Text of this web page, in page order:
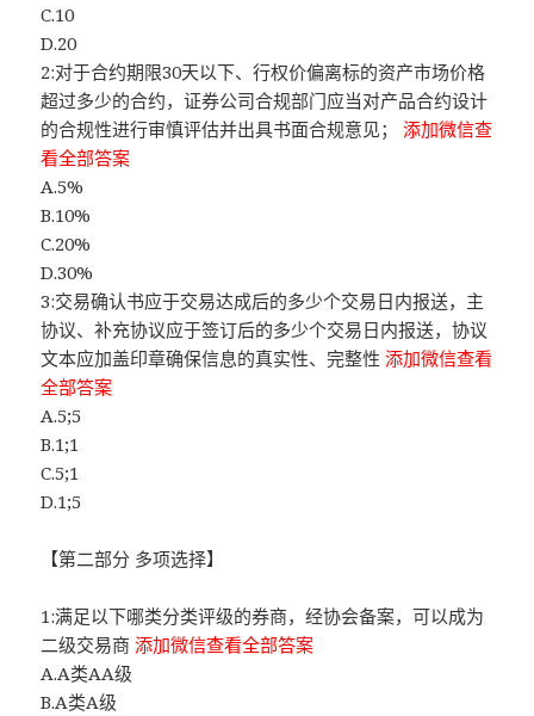
C.10
D.20
2:对于合约期限30天以下、行权价偏离标的资产市场价格
超过多少的合约，证券公司合规部门应当对产品合约设计
的合规性进行审慎评估并出具书面合规意见；添加微信查
看全部答案
A.5%
B.10%
C.20%
D.30%
3:交易确认书应于交易达成后的多少个交易日内报送，主
协议、补充协议应于签订后的多少个交易日内报送，协议
文本应加盖印章确保信息的真实性、完整性添加微信查看
全部答案
A.5;5
B.1;1
C.5;1
D.1;5
【第二部分 多项选择】
1:满足以下哪类分类评级的券商，经协会备案，可以成为
二级交易商添加微信查看全部答案
A.A类AA级
B.A类A级